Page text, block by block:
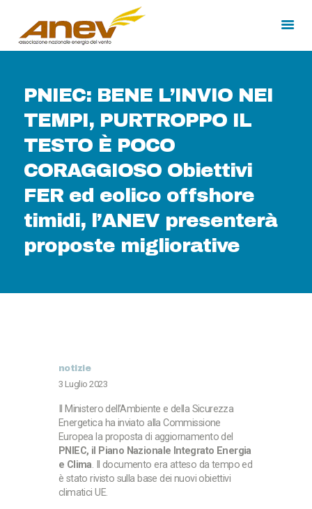
PNIEC: BENE L’INVIO NEI
TEMPI, PURTROPPO IL
TESTO È POCO
CORAGGIOSO Obiettivi
FER ed eolico offshore
timidi, l’ANEV presenterà
proposte migliorative
HOME
CHI SIAMO
MEDIA
CORSI DI FORMAZIONE
notizie
3 Luglio 2023
Il Ministero dell’Ambiente e della Sicurezza
Energetica ha inviato alla Commissione
Europea la proposta di aggiornamento del
PNIEC, il Piano Nazionale Integrato Energia
e Clima . Il documento era atteso da tempo ed
è stato rivisto sulla base dei nuovi obiettivi
climatici UE.